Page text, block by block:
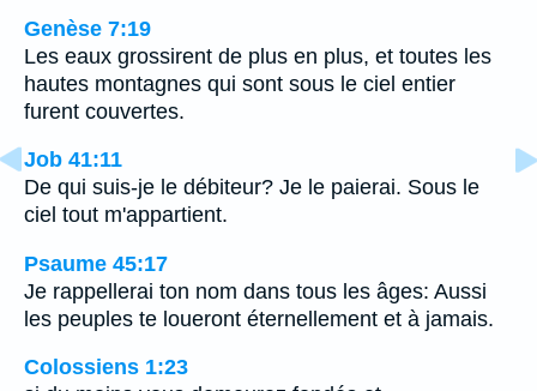
Genèse 7:19
Les eaux grossirent de plus en plus, et toutes les
hautes montagnes qui sont sous le ciel entier
furent couvertes.
Job 41:11
De qui suis-je le débiteur? Je le paierai. Sous le
ciel tout m'appartient.
Psaume 45:17
Je rappellerai ton nom dans tous les âges: Aussi
les peuples te loueront éternellement et à jamais.
Colossiens 1:23